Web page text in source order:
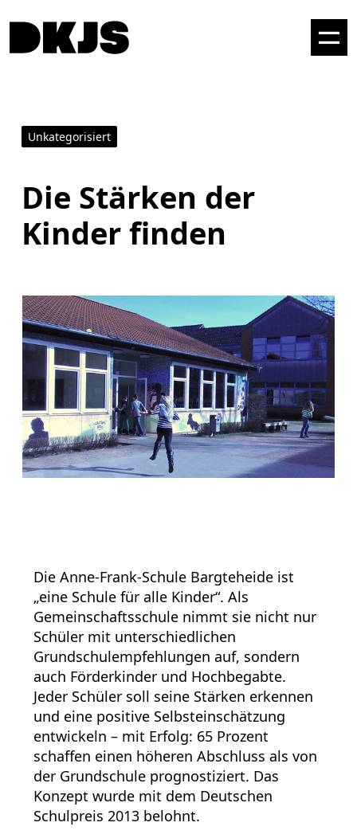
Unkategorisiert
Die Stärken der
Kinder finden
Die Anne-Frank-Schule Bargteheide ist
„eine Schule für alle Kinder“. Als
Gemeinschaftsschule nimmt sie nicht nur
Schüler mit unterschiedlichen
Grundschulempfehlungen auf, sondern
auch Förderkinder und Hochbegabte.
Jeder Schüler soll seine Stärken erkennen
und eine positive Selbsteinschätzung
entwickeln – mit Erfolg: 65 Prozent
schaffen einen höheren Abschluss als von
der Grundschule prognostiziert. Das
Konzept wurde mit dem Deutschen
Schulpreis 2013 belohnt.